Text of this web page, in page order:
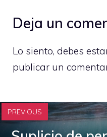
Deja un
Lo siento, debes
publicar un
PREVIOUS